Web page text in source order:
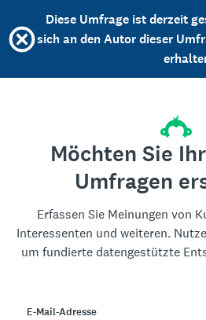
Diese Umfrage ist derzeit
sich an den Autor dieser
Möchten Sie
Umfragen
Erfassen Sie Meinungen von
Interessenten und weiteren.
um fundierte datengestützte
E-Mail-Adresse